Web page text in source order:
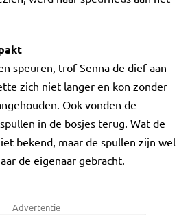
speuren, trof Senna de dief aan
zich niet langer en kon zonder
Ook vonden de
in de bosjes terug. Wat de
bekend, maar de spullen zijn wel
de eigenaar gebracht.
Advertentie